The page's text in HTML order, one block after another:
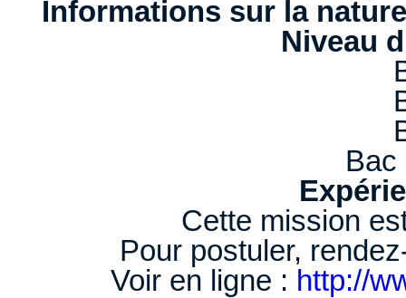
Informations sur la
Niveau
Bac
Cette mission
Pour postuler,
Voir en ligne : http://